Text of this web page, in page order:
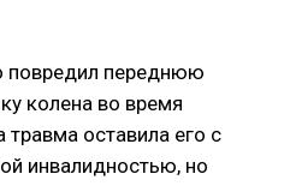
повредил переднюю
колена во время
оставила его с
инвалидностью, но